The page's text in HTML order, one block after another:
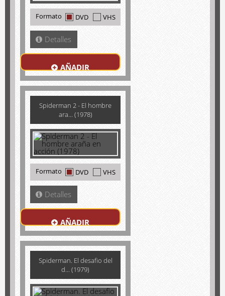
Formato DVD VHS
Detalles
AÑADIR
Spiderman 2 - El hombre
ara... (1978)
Formato DVD VHS
Detalles
AÑADIR
Spiderman. El desafio del
d... (1979)